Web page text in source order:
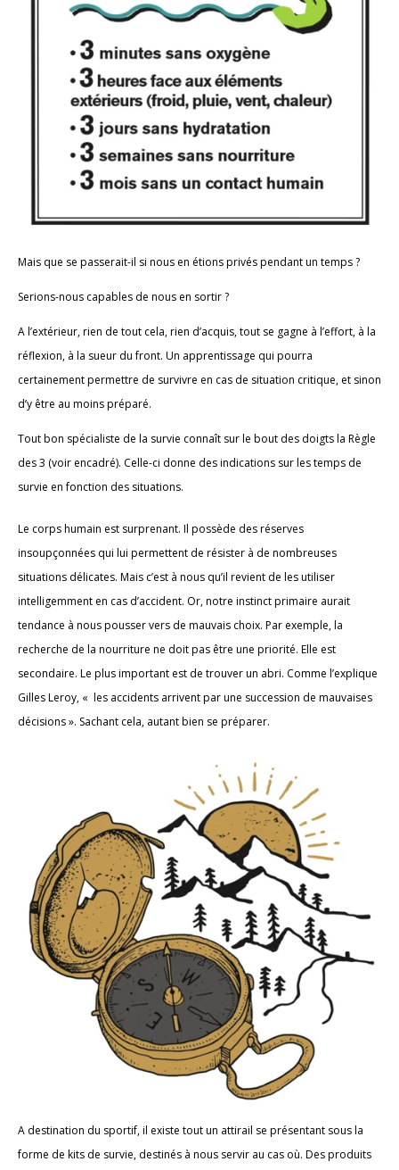
Mais que se passerait-il si nous en étions privés pendant un temps ?
Serions-nous capables de nous en sortir ?
A l’extérieur, rien de tout cela, rien d’acquis, tout se gagne à l’effort, à la
réflexion, à la sueur du front. Un apprentissage qui pourra
certainement permettre de survivre en cas de situation critique, et sinon
d’y être au moins préparé.
Tout bon spécialiste de la survie connaît sur le bout des doigts la Règle
des 3 (voir encadré). Celle-ci donne des indications sur les temps de
survie en fonction des situations.
Le corps humain est surprenant. Il possède des réserves
insoupçonnées qui lui permettent de résister à de nombreuses
situations délicates. Mais c’est à nous qu’il revient de les utiliser
intelligemment en cas d’accident. Or, notre instinct primaire aurait
tendance à nous pousser vers de mauvais choix. Par exemple, la
recherche de la nourriture ne doit pas être une priorité. Elle est
secondaire. Le plus important est de trouver un abri. Comme l’explique
Gilles Leroy, « les accidents arrivent par une succession de mauvaises
décisions ». Sachant cela, autant bien se préparer.
A destination du sportif, il existe tout un attirail se présentant sous la
forme de kits de survie, destinés à nous servir au cas où. Des produits